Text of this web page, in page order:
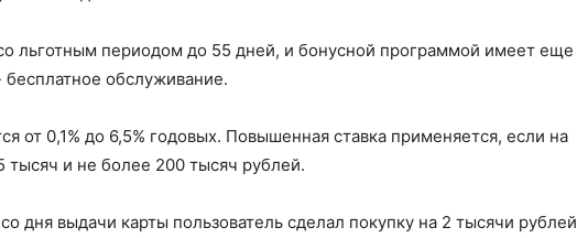
льготным периодом до 55 дней, и бонусной программой имеет еще
обслуживание.
от 0,1% до 6,5% годовых. Повышенная ставка применяется, если на
тысяч и не более 200 тысяч рублей.
дня выдачи карты пользователь сделал покупку на 2 тысячи рублей